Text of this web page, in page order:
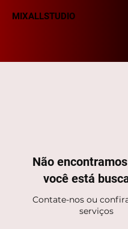
MIXALLSTUDIO
Não
você está
Contate-nos ou
serviços